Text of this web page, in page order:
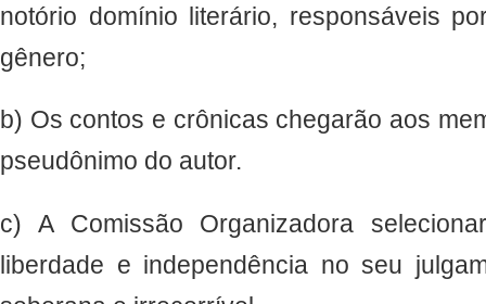
notório domínio literário, responsáveis
gênero;
b) Os contos e crônicas chegarão aos
pseudônimo do autor.
c) A Comissão Organizadora
liberdade e independência no seu